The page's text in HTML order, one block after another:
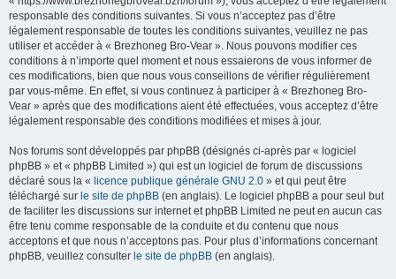
responsable des conditions suivantes. Si vous n’acceptez pas d’être
légalement responsable de toutes les conditions suivantes, veuillez ne pas
utiliser et accéder à « Brezhoneg Bro-Vear ». Nous pouvons modifier ces
conditions à n’importe quel moment et nous essaierons de vous informer de
ces modifications, bien que nous vous conseillons de vérifier régulièrement
par vous-même. En effet, si vous continuez à participer à « Brezhoneg Bro-
Vear » après que des modifications aient été effectuées, vous acceptez d’être
légalement responsable des conditions modifiées et mises à jour.
Nos forums sont développés par phpBB (désignés ci-après par « logiciel
phpBB » et « phpBB Limited ») qui est un logiciel de forum de discussions
déclaré sous la « licence publique générale GNU 2.0 » et qui peut être
téléchargé sur le site de phpBB (en anglais). Le logiciel phpBB a pour seul but
de faciliter les discussions sur internet et phpBB Limited ne peut en aucun cas
être tenu comme responsable de la conduite et du contenu que nous
acceptons et que nous n’acceptons pas. Pour plus d’informations concernant
phpBB, veuillez consulter le site de phpBB (en anglais).